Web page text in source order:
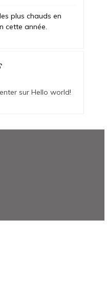
plus chauds en
cette année.
sur Hello world!